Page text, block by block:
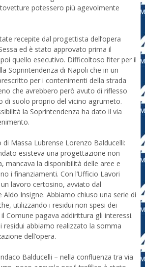
potessero più agevolmente
recepite dal progettista dell’opera
ed è stato approvato prima il
quello esecutivo. Difficoltoso l’iter per il
Soprintendenza di Napoli che in un
per i contenimenti della strada
che avrebbero però avuto di riflesso
di suolo proprio del vicino agrumeto.
la Soprintendenza ha dato il via
Massa Lubrense Lorenzo Balducelli:
esisteva una progettazione non
mancava la disponibilità delle aree e
i finanziamenti. Con l’Ufficio Lavori
lavoro certosino, avviato dal
Insigne. Abbiamo chiuso una serie di
utilizzando i residui non spesi dei
Comune pagava addirittura gli interessi.
residui abbiamo realizzato la somma
dell’opera.
Balducelli – nella confluenza tra via